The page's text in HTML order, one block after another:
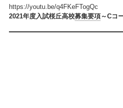
https://youtu.be/q4FKeFTogQc
2021年度入試桜丘高校募集要項～Cコ